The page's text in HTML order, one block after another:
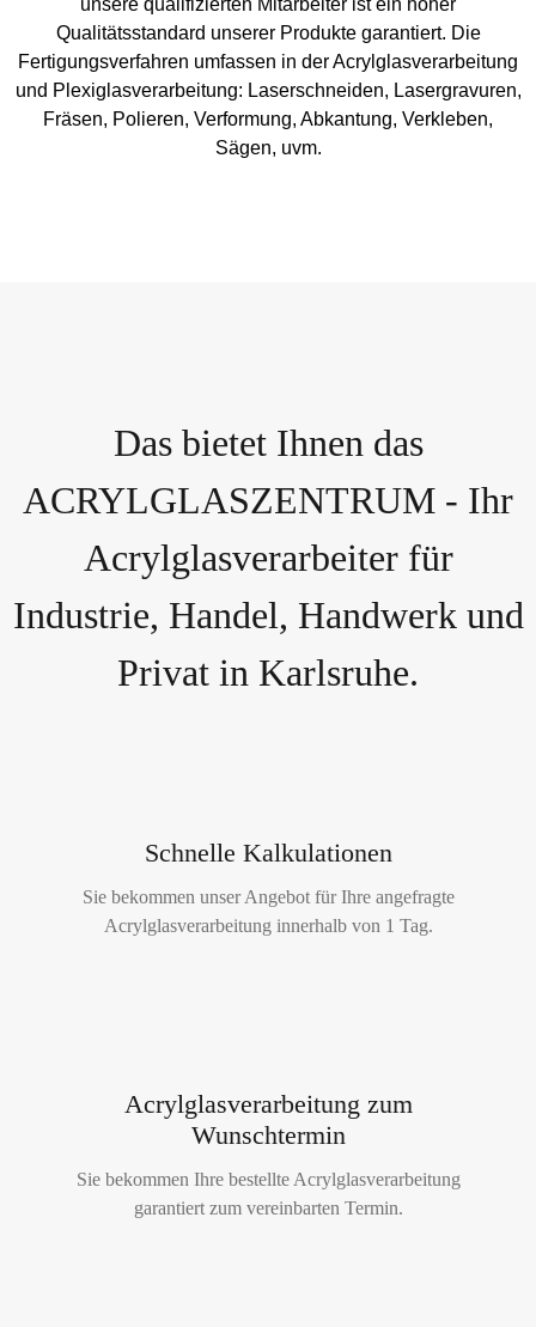
unsere qualifizierten Mitarbeiter ist ein hoher
Qualitätsstandard unserer Produkte garantiert. Die
Fertigungsverfahren umfassen in der Acrylglasverarbeitung
und Plexiglasverarbeitung: Laserschneiden, Lasergravuren,
Fräsen, Polieren, Verformung, Abkantung, Verkleben,
Sägen, uvm.
Das bietet Ihnen das
ACRYLGLASZENTRUM - Ihr
Acrylglasverarbeiter für
Industrie, Handel, Handwerk und
Privat in Karlsruhe.
Schnelle Kalkulationen
Sie bekommen unser Angebot für Ihre angefragte
Acrylglasverarbeitung innerhalb von 1 Tag.
Acrylglasverarbeitung zum
Wunschtermin
Sie bekommen Ihre bestellte Acrylglasverarbeitung
garantiert zum vereinbarten Termin.